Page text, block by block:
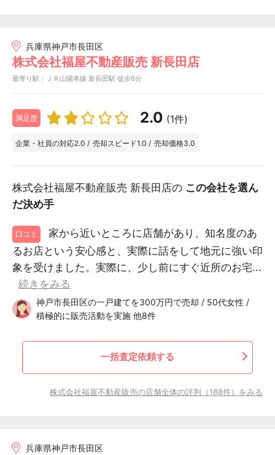
兵庫県神戸市長田区
株式会社福屋不動産販売 新長田店
最寄り駅：ＪＲ山陽本線 新長田駅 徒歩6分
満足度 2.0 (1件)
企業・社員の対応2.0 / 売却スピード1.0 / 売却価格3.0
株式会社福屋不動産販売 新長田店の この会社を選ん
だ決め手
口コミ
家から近いところに店舗があり、知名度のあ
るお店という安心感と、実際に話をして地元に強い印
象を受けました。実際に、少し前にすぐ近所のお宅...
続きをみる
神戸市長田区の一戸建てを300万円で売却 / 50代女性 /
積極的に販売活動を実施 他8件
一括査定依頼する
株式会社福屋不動産販売の店舗全体の評判（188件）をみる
兵庫県神戸市長田区